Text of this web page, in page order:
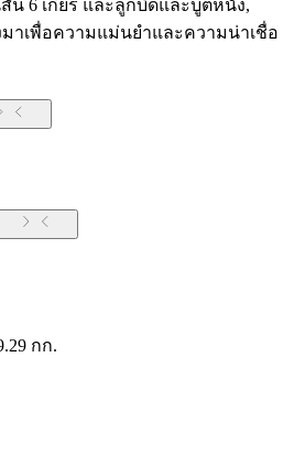
น 6 เกียร์ และลูกบิดและบูตหนัง,
งมาเพื่อความแม่นยำและความน่าเชื่อ
กก.